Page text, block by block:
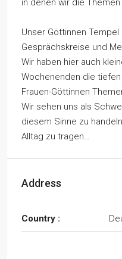
in denen wir die
Unser Göttinnen
Gesprächskreise und
Wir haben hier auch
Wochenenden die tiefen
Frauen-Göttinnen
Wir sehen uns als
diesem Sinne zu
Alltag zu tragen…
Address
Country :